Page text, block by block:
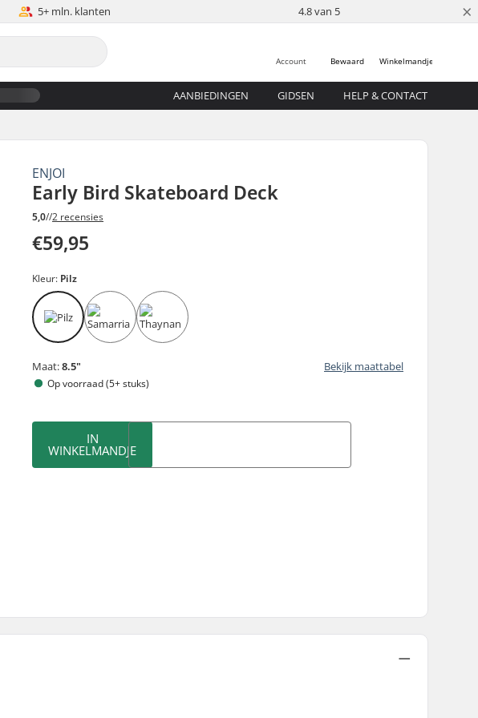
5+ mln. klanten 4.8 van 5 ×
Winkelmandje
Bewaard
Account
AANBIEDINGEN GIDSEN HELP & CONTACT
ENJOI
Early Bird Skateboard Deck
5,0//2 recensies
€59,95
Kleur: Pilz
Maat:8.5" Bekijk maattabel
Op voorraad (5+ stuks)
IN
WINKELMANDJE